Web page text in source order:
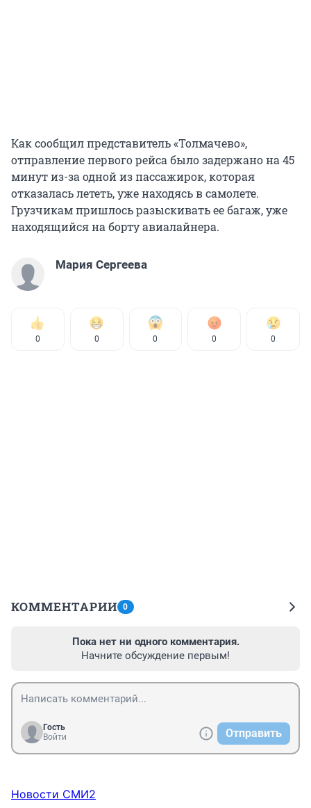
Как сообщил представитель «Толмачево»,
отправление первого рейса было задержано на 45
минут из-за одной из пассажирок, которая
отказалась лететь, уже находясь в самолете.
Грузчикам пришлось разыскивать ее багаж, уже
находящийся на борту авиалайнера.
Мария Сергеева
0 0 0 0 0
КОММЕНТАРИИ 0
Пока нет ни одного комментария.
Начните обсуждение первым!
Гость
Войти
Отправить
Новости СМИ2